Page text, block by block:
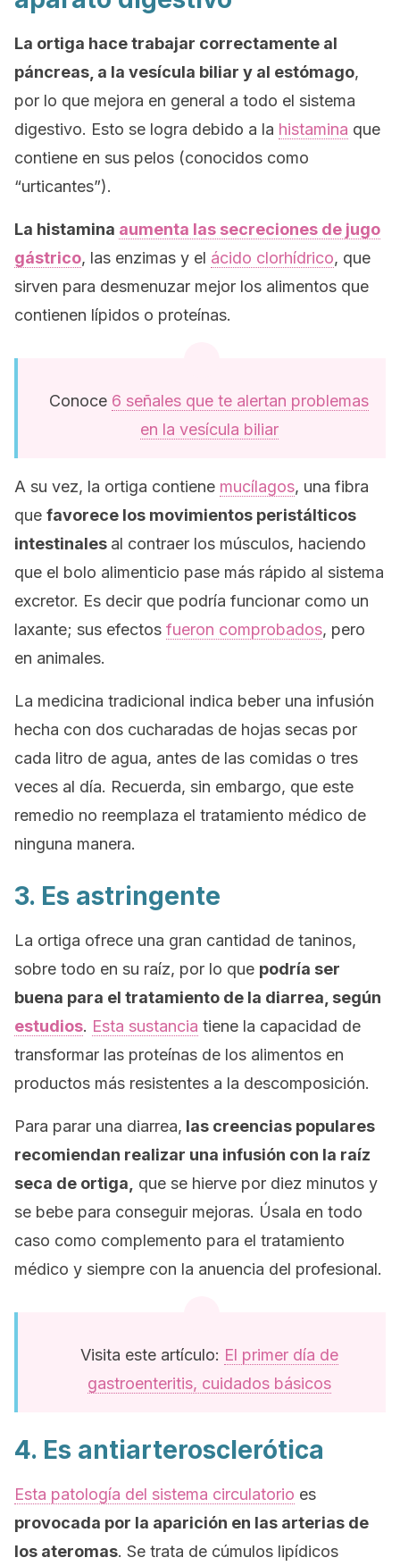
La ortiga hace trabajar correctamente al
páncreas, a la vesícula biliar y al estómago,
por lo que mejora en general a todo el sistema
digestivo. Esto se logra debido a la histamina que
contiene en sus pelos (conocidos como
“urticantes”).
La histamina aumenta las secreciones de jugo
gástrico, las enzimas y el ácido clorhídrico, que
sirven para desmenuzar mejor los alimentos que
contienen lípidos o proteínas.
Conoce 6 señales que te alertan problemas
en la vesícula biliar
A su vez, la ortiga contiene mucílagos, una fibra
que favorece los movimientos peristálticos
intestinales al contraer los músculos, haciendo
que el bolo alimenticio pase más rápido al sistema
excretor. Es decir que podría funcionar como un
laxante; sus efectos fueron comprobados, pero
en animales.
La medicina tradicional indica beber una infusión
hecha con dos cucharadas de hojas secas por
cada litro de agua, antes de las comidas o tres
veces al día. Recuerda, sin embargo, que este
remedio no reemplaza el tratamiento médico de
ninguna manera.
3. Es astringente
La ortiga ofrece una gran cantidad de taninos,
sobre todo en su raíz, por lo que podría ser
buena para el tratamiento de la diarrea, según
estudios. Esta sustancia tiene la capacidad de
transformar las proteínas de los alimentos en
productos más resistentes a la descomposición.
Para parar una diarrea, las creencias populares
recomiendan realizar una infusión con la raíz
seca de ortiga,
que se hierve por diez minutos y
se bebe para conseguir mejoras. Úsala en todo
caso como complemento para el tratamiento
médico y siempre con la anuencia del profesional.
Visita este artículo: El primer día de
gastroenteritis, cuidados básicos
4. Es antiarterosclerótica
Esta patología del sistema circulatorio es
provocada por la aparición en las arterias de
los ateromas. Se trata de cúmulos lipídicos